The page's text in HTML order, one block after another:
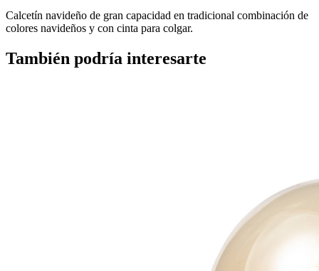
Calcetín navideño de gran capacidad en tradicional combinación de
colores navideños y con cinta para colgar.
También podría interesarte